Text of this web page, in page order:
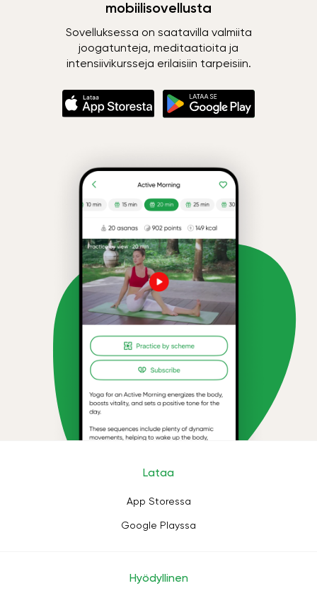
mobiilisovellusta
Sovelluksessa on saatavilla valmiita
joogatunteja, meditaatioita ja
intensiivikursseja erilaisiin tarpeisiin.
Lataa
App Storessa
Google Playssa
Hyödyllinen